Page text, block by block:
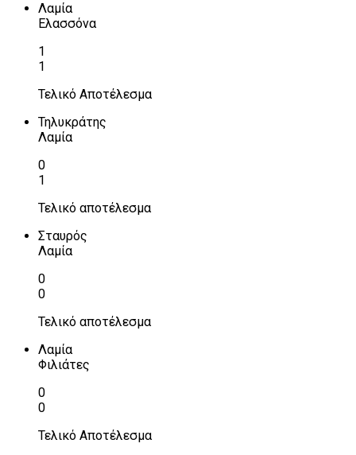
Λαμία
Ελασσόνα
1
1
Τελικό Αποτέλεσμα
Τηλυκράτης
Λαμία
0
1
Τελικό αποτέλεσμα
Σταυρός
Λαμία
0
0
Τελικό αποτέλεσμα
Λαμία
Φιλιάτες
0
0
Τελικό Αποτέλεσμα